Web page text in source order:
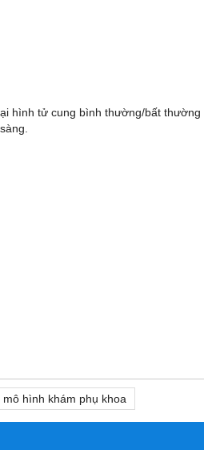
hình tử cung bình thường/bất
mô hình khám phụ khoa